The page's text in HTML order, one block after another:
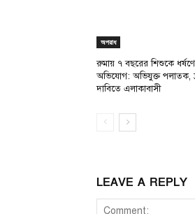
অপরাধ
রুমায় ৭ বছরের শিশুকে ধর্ষণে
অভিযোগ: অভিযুক্ত পলাতক,
দাবিতে এলাকাবাসী
LEAVE A REPLY